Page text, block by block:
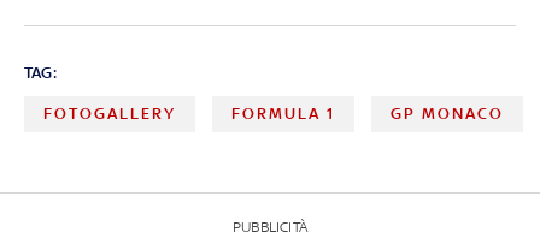
TAG:
FOTOGALLERY FORMULA 1 GP MONACO
PUBBLICITÀ